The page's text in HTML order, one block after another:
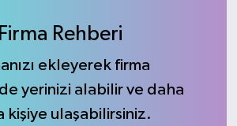
Firma Rehberi
ekleyerek firma
yerinizi alabilir ve daha
kişiye ulaşabilirsiniz.